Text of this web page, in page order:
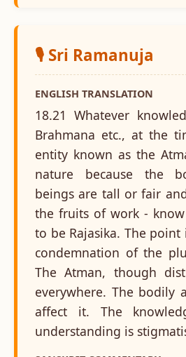
🎙️ Sri Ramanuja
ENGLISH TRANSLATION
18.21 Whatever
Brahmana etc., at the
entity known as the
nature because the
beings are tall or fair
the fruits of work -
to be Rajasika. The
condemnation of the
The Atman, though
everywhere. The bodily
affect it. The
understanding is